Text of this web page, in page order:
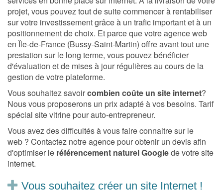
projet, vous pouvez tout de suite commencer à rentabiliser
sur votre investissement grâce à un trafic important et à un
positionnement de choix. Et parce que votre agence web
en Île-de-France (Bussy-Saint-Martin) offre avant tout une
prestation sur le long terme, vous pouvez bénéficier
d'évaluation et de mises à jour régulières au cours de la
gestion de votre plateforme.
Vous souhaitez savoircombien coûte un site internet?
Nous vous proposerons un prix adapté à vos besoins. Tarif
spécial site vitrine pour auto-entrepreneur.
Vous avez des difficultés à vous faire connaitre sur le
web ? Contactez notre agence pour obtenir un devis afin
d'optimiser le référencement naturel Googlede votre site
internet.
Vous souhaitez créer un site Internet !